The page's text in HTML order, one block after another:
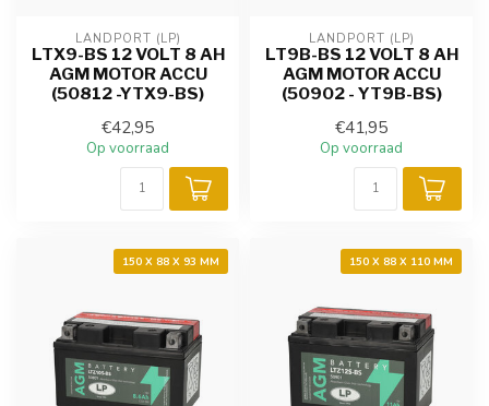
LANDPORT (LP)
LTX9-BS 12 VOLT 8 AH
AGM MOTOR ACCU
(50812 -YTX9-BS)
€42,95
Op voorraad
LANDPORT (LP)
LT9B-BS 12 VOLT 8 AH
AGM MOTOR ACCU
(50902 - YT9B-BS)
€41,95
Op voorraad
150 X 88 X 93 MM 150 X 88 X 110 MM